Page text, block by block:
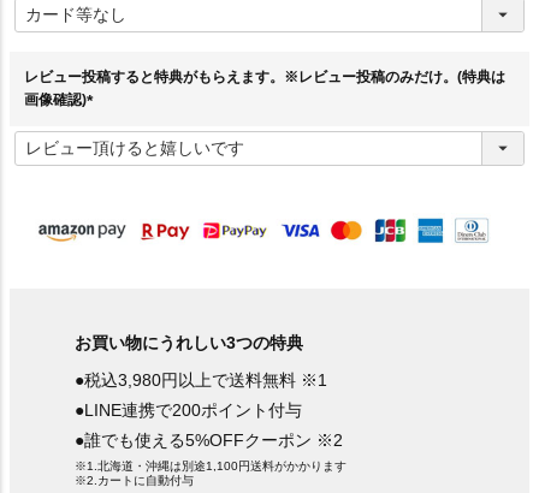
必
須
レビュー投稿すると特典がもらえます。※レビュー投稿のみだけ。(特典は
画像確認)
必
須
お買い物にうれしい3つの特典
●税込3,980円以上で送料無料 ※1
●LINE連携で200ポイント付与
●誰でも使える5%OFFクーポン ※2
※1.北海道・沖縄は別途1,100円送料がかかります
※2.カートに自動付与